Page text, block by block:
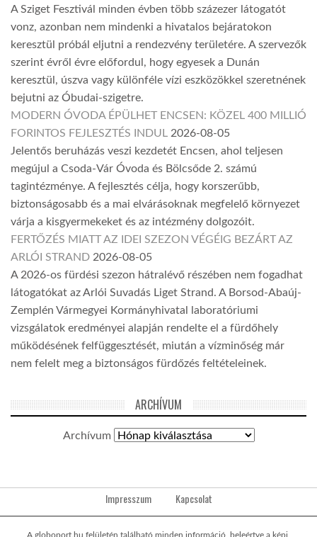
A Sziget Fesztivál minden évben több százezer látogatót
vonz, azonban nem mindenki a hivatalos bejáratokon
keresztül próbál eljutni a rendezvény területére. A szervezők
szerint évről évre előfordul, hogy egyesek a Dunán
keresztül, úszva vagy különféle vízi eszközökkel szeretnének
bejutni az Óbudai-szigetre.
MODERN ÓVODA ÉPÜLHET ENCSEN: KÖZEL 400 MILLIÓ
FORINTOS FEJLESZTÉS INDUL 2026-08-05
Jelentős beruházás veszi kezdetét Encsen, ahol teljesen
megújul a Csoda-Vár Óvoda és Bölcsőde 2. számú
tagintézménye. A fejlesztés célja, hogy korszerűbb,
biztonságosabb és a mai elvárásoknak megfelelő környezet
várja a kisgyermekeket és az intézmény dolgozóit.
FERTŐZÉS MIATT AZ IDEI SZEZON VÉGÉIG BEZÁRT AZ
ARLÓI STRAND 2026-08-05
A 2026-os fürdési szezon hátralévő részében nem fogadhat
látogatókat az Arlói Suvadás Liget Strand. A Borsod-Abaúj-
Zemplén Vármegyei Kormányhivatal laboratóriumi
vizsgálatok eredményei alapján rendelte el a fürdőhely
működésének felfüggesztését, miután a vízminőség már
nem felelt meg a biztonságos fürdőzés feltételeinek.
ARCHÍVUM
Archívum
Impresszum Kapcsolat
A globoport.hu felületén található minden információ, beleértve a képi,